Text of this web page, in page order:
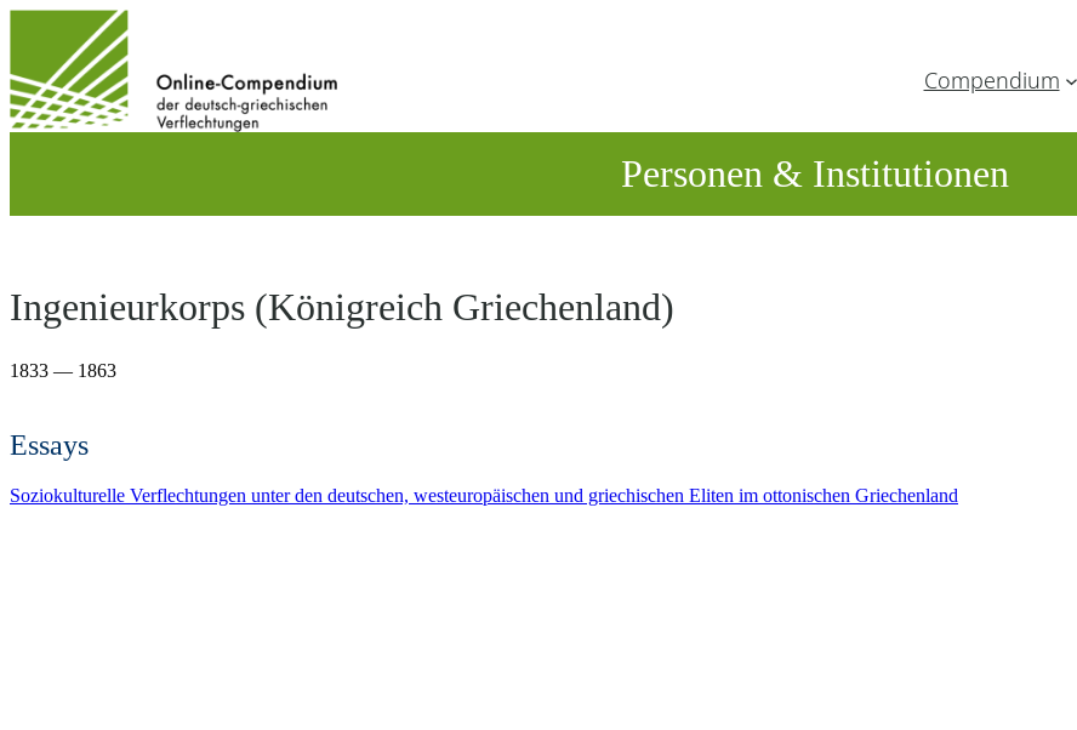
wechseln
Compendium
Personen & Institutionen
Ingenieurkorps (Königreich Griechenland)
1833 — 1863
Essays
Soziokulturelle Verflechtungen unter den deutschen, westeuropäischen und griechischen Eliten im ottonischen Griechenland